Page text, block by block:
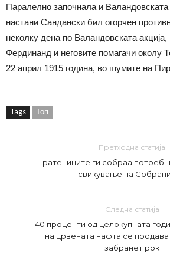
Паралелно започнала и
настани Сандански бил огорчен
неколку дена по Валандовската
Фердинанд и неговите помагачи околу
22 април 1915 година, во шумите на
Tags Топ
Претходна статија
Пратениците ги собраа
свикување на
Следна статија
40 проценти од целокупната
на црвената нафта се продава
забранет рок